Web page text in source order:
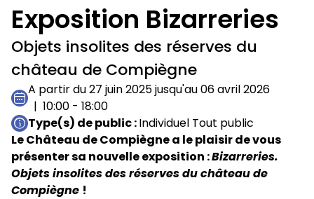
Exposition Bizarreries
Objets insolites des réserves du
château de Compiègne
A partir du 27 juin 2025 jusqu'au 06 avril 2026
10:00 - 18:00
Type(s) de public Individuel Tout public
Le Château de Compiègne a le plaisir de vous
présenter sa nouvelle exposition :Bizarreries.
Objets insolites des réserves du château de
Compiègne !